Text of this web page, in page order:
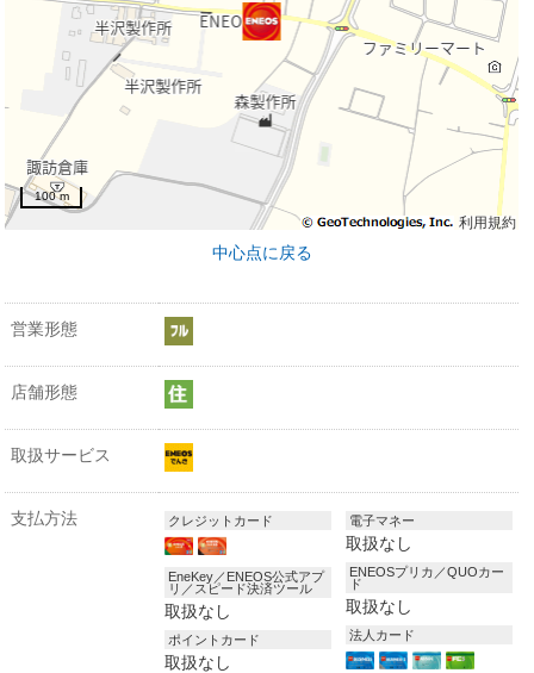
利用規約
100 m
中心点に戻る
営業形態
店舗形態
取扱サービス
支払方法 クレジットカード
EneKey／ENEOS公式アプ
リ／スピード決済ツール
取扱なし
ポイントカード
取扱なし
電子マネー
取扱なし
ENEOSプリカ／QUOカー
ド
取扱なし
法人カード